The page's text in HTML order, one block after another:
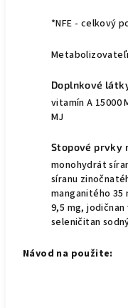
*NFE - celkový
Doplnkové
vitamín A 15000
MJ
Stopové prvky
monohydrát
síranu
manganitého
9,5 mg,
seleničitan
Návod na použite: